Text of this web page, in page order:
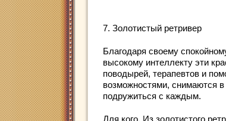
7. Золотистый ретривер
Благодаря своему
высокому интеллекту эти
поводырей, терапевтов и
возможностями, снимаются
подружиться с каждым.
Для кого. Из золотистого